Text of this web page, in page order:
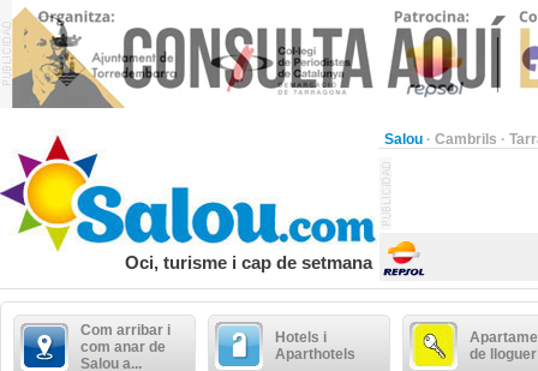
Salou · Cambrils ·
Oci, turisme i cap de setmana
Com arribar i
com anar de
Salou a...
Hotels i
Aparthotels
de lloguer